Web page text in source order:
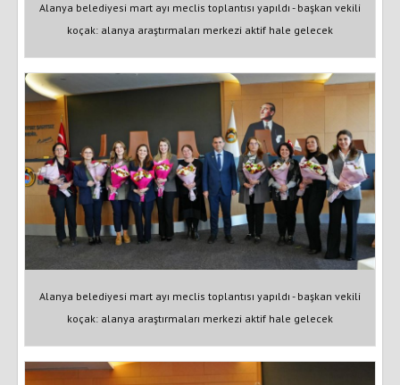
Alanya belediyesi mart ayı meclis toplantısı yapıldı - başkan vekili
koçak: alanya araştırmaları merkezi aktif hale gelecek
Alanya belediyesi mart ayı meclis toplantısı yapıldı - başkan vekili
koçak: alanya araştırmaları merkezi aktif hale gelecek